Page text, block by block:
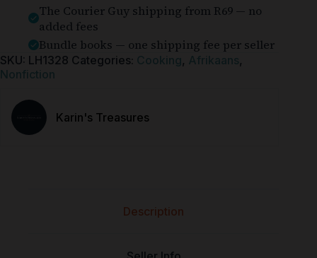
The Courier Guy shipping from R69 — no
added fees
Bundle books — one shipping fee per seller
SKU: LH1328 Categories: Cooking, Afrikaans,
Nonfiction
Karin's Treasures
Description